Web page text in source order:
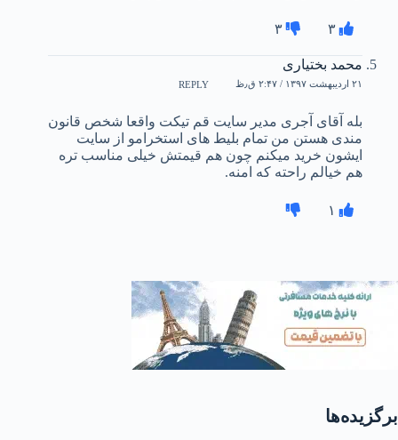
۳ ۳
محمد بختیاری
۲۱ اردیبهشت ۱۳۹۷ / ۲:۴۷ ق٫ظ REPLY
بله آقای آجری مدیر سایت قم تیکت واقعا شخص قانون
مندی هستن من تمام بلیط های استخرامو از سایت
ایشون خرید میکنم چون هم قیمتش خیلی مناسب تره
هم خیالم راحته که امنه.
۱
برگزیده‌ها